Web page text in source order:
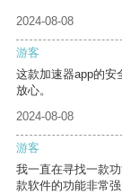
2024-08-08
游客
这款加速器app的安
放心。
2024-08-08
游客
我一直在寻找一款
款软件的功能非常